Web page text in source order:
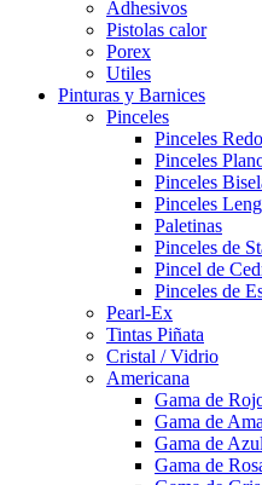
Adhesivos
Pistolas calor
Porex
Utiles
Pinturas y Barnices
Pinceles
Pinceles
Pinceles
Pinceles
Pinceles
Paletinas
Pinceles de
Pincel de
Pinceles de
Pearl-Ex
Tintas Piñata
Cristal / Vidrio
Americana
Gama de
Gama de
Gama de
Gama de